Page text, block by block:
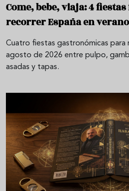
Come, bebe, viaja: 4
recorrer España en verano
Cuatro fiestas gastronómicas para
agosto de 2026 entre pulpo,
asadas y tapas.